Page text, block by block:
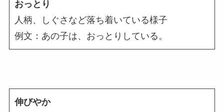
おっとり
人柄、しぐさなど落ち着いている様子
例文：あの子は、おっとりしている。
伸びやか